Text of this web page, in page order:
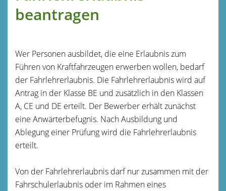
beantragen
Wer Personen ausbildet, die eine Erlaubnis zum
Führen von Kraftfahrzeugen erwerben wollen, bedarf
der Fahrlehrerlaubnis. Die Fahrlehrerlaubnis wird auf
Antrag in der Klasse BE und zusätzlich in den Klassen
A, CE und DE erteilt. Der Bewerber erhält zunächst
eine Anwärterbefugnis. Nach Ausbildung und
Ablegung einer Prüfung wird die Fahrlehrerlaubnis
erteilt.
Von der Fahrlehrerlaubnis darf nur zusammen mit der
Fahrschulerlaubnis oder im Rahmen eines